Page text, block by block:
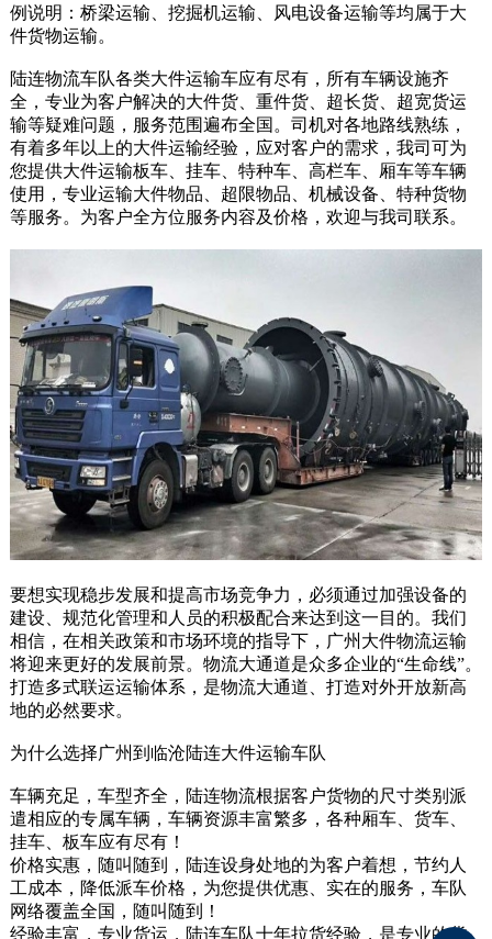
例说明：桥梁运输、挖掘机运输、风电设备运输等均属于大
件货物运输。
陆连物流车队各类大件运输车应有尽有，所有车辆设施齐
全，专业为客户解决的大件货、重件货、超长货、超宽货运
输等疑难问题，服务范围遍布全国。司机对各地路线熟练，
有着多年以上的大件运输经验，应对客户的需求，我司可为
您提供大件运输板车、挂车、特种车、高栏车、厢车等车辆
使用，专业运输大件物品、超限物品、机械设备、特种货物
等服务。为客户全方位服务内容及价格，欢迎与我司联系。
要想实现稳步发展和提高市场竞争力，必须通过加强设备的
建设、规范化管理和人员的积极配合来达到这一目的。我们
相信，在相关政策和市场环境的指导下，广州大件物流运输
将迎来更好的发展前景。物流大通道是众多企业的“生命线”。
打造多式联运运输体系，是物流大通道、打造对外开放新高
地的必然要求。
为什么选择广州到临沧陆连大件运输车队
车辆充足，车型齐全，陆连物流根据客户货物的尺寸类别派
遣相应的专属车辆，车辆资源丰富繁多，各种厢车、货车、
挂车、板车应有尽有！
价格实惠，随叫随到，陆连设身处地的为客户着想，节约人
工成本，降低派车价格，为您提供优惠、实在的服务，车队
网络覆盖全国，随叫随到！
经验丰富，专业货运，陆连车队十年拉货经验，是专业的货